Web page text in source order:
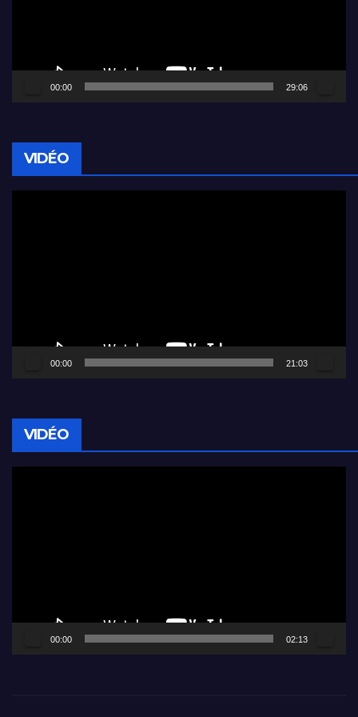
00:00 29:06
VIDÉO
00:00 21:03
VIDÉO
00:00 02:13